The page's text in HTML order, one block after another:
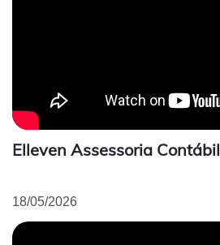
Elleven Assessoria Contábil
18/05/2026